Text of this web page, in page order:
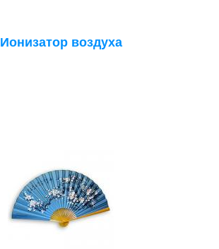
Ионизатор воздуха